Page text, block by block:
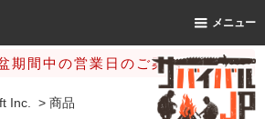
メニュー
期間中の営業日のご案内
Inc. > 商品